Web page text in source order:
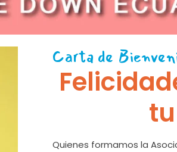
Carta de
Quienes formamos la